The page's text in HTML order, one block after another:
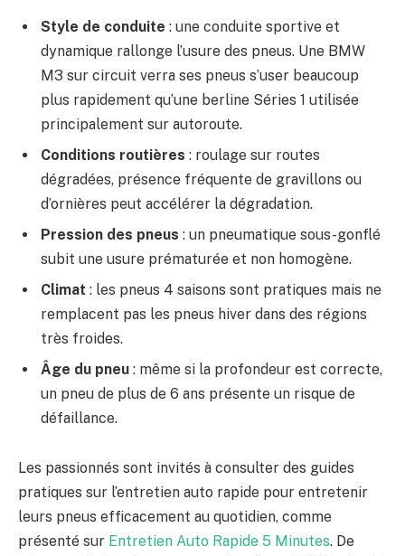
Style de conduite : une conduite sportive et
dynamique rallonge l’usure des pneus. Une BMW
M3 sur circuit verra ses pneus s’user beaucoup
plus rapidement qu’une berline Séries 1 utilisée
principalement sur autoroute.
Conditions routières : roulage sur routes
dégradées, présence fréquente de gravillons ou
d’ornières peut accélérer la dégradation.
Pression des pneus : un pneumatique sous-gonflé
subit une usure prématurée et non homogène.
Climat : les pneus 4 saisons sont pratiques mais ne
remplacent pas les pneus hiver dans des régions
très froides.
Âge du pneu : même si la profondeur est correcte,
un pneu de plus de 6 ans présente un risque de
défaillance.
Les passionnés sont invités à consulter des guides
pratiques sur l’entretien auto rapide pour entretenir
leurs pneus efficacement au quotidien, comme
présenté sur Entretien Auto Rapide 5 Minutes. De